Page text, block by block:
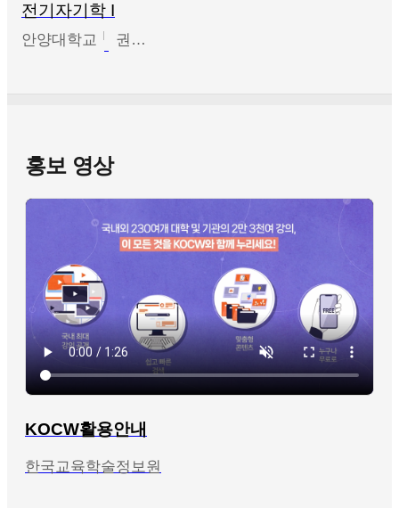
전기자기학 I
안양대학교 권원현
홍보 영상
KOCW활용안내
한국교육학술정보원